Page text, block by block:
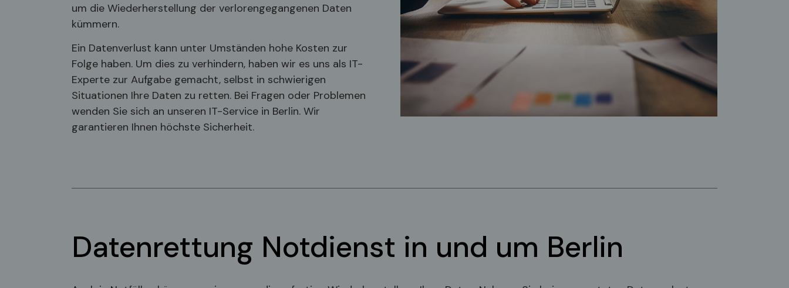
um die Wiederherstellung der verlorengegangenen Daten
kümmern.
Ein Datenverlust kann unter Umständen hohe Kosten zur
Folge haben. Um dies zu verhindern, haben wir es uns als IT-
Experte zur Aufgabe gemacht, selbst in schwierigen
Situationen Ihre Daten zu retten. Bei Fragen oder Problemen
wenden Sie sich an unseren IT-Service in Berlin. Wir
garantieren Ihnen höchste Sicherheit.
Datenrettung Notdienst in und um Berlin